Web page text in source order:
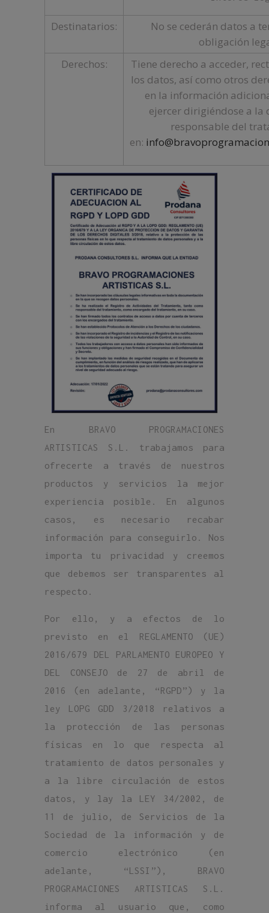
Destinatarios:
No se cederán datos a
obligación
Derechos:
Tiene derecho a acceder,
los datos, así como otros
en la información
ejercer dirigiéndose a la
responsable del
en:
En BRAVO PROGRAMACIONES
ARTISTICAS S.L. trabajamos para
ofrecerte a través de nuestros
productos y servicios la mejor
experiencia posible. En algunos
casos, es necesario recabar
información para conseguirlo. Nos
importa tu privacidad y creemos
que debemos ser transparentes al
respecto.
Por ello, y a efectos de lo
previsto en el REGLAMENTO (UE)
2016/679 DEL PARLAMENTO EUROPEO Y
DEL CONSEJO de 27 de abril de
2016 (en adelante, “RGPD”) y la
ley LOPG GDD 3/2018 relativos a
la protección de las personas
físicas en lo que respecta al
tratamiento de datos personales y
a la libre circulación de estos
datos, y lay la LEY 34/2002, de
11 de julio, de Servicios de la
Sociedad de la información y de
comercio electrónico (en
adelante, “LSSI”), BRAVO
PROGRAMACIONES ARTISTICAS S.L.
informa al usuario que, como